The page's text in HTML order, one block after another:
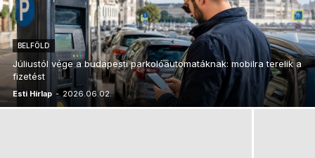
BELFÖLD
Júliustól vége a budapesti parkolóautomatáknak: mobilra terelik a
fizetést
Esti Hírlap - 2026.06.02.